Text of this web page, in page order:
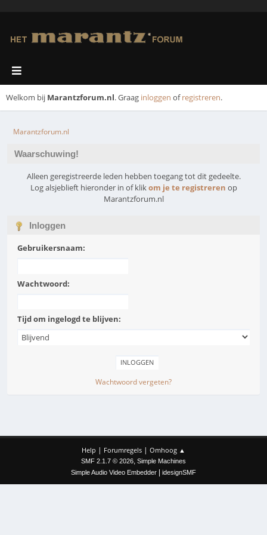
Welkom bij Marantzforum.nl. Graag inloggen ofregistreren.
Marantzforum.nl
Waarschuwing!
Alleen geregistreerde leden hebben toegang tot dit gedeelte.
Log alsjeblieft hieronder in of klikom je te registreren op
Marantzforum.nl
Inloggen
Gebruikersnaam:
Wachtwoord:
Tijd om ingelogd te blijven:
Wachtwoord vergeten?
Help | Forumregels | Omhoog ▲
SMF 2.1.7 © 2026, Simple Machines
Simple Audio Video Embedder
idesignSMF